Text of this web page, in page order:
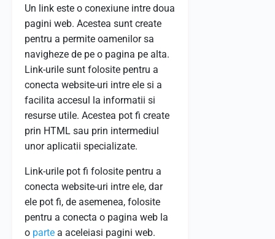
Un link este o conexiune intre doua
pagini web. Acestea sunt create
pentru a permite oamenilor sa
navigheze de pe o pagina pe alta.
Link-urile sunt folosite pentru a
conecta website-uri intre ele si a
facilita accesul la informatii si
resurse utile. Acestea pot fi create
prin HTML sau prin intermediul
unor aplicatii specializate.
Link-urile pot fi folosite pentru a
conecta website-uri intre ele, dar
ele pot fi, de asemenea, folosite
pentru a conecta o pagina web la
o parte a aceleiasi pagini web.